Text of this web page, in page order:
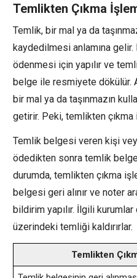
Temlikten Çıkma
Temlik, bir mal ya da
kaydedilmesi anlamına
ödenmesi için yapılır ve
belge ile resmiyete dökülür.
bir mal ya da taşınmazın
getirir. Peki, temlikten
Temlik belgesi veren kişi
ödedikten sonra temlik
durumda, temlikten çıkma
belgesi geri alınır ve noter
bildirim yapılır. İlgili kurumlar
üzerindeki temliği kaldırırlar.
Temlikten